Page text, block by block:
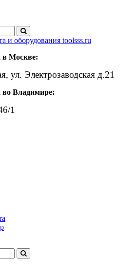
в Москве:
ул. Электрозаводская д.21
во Владимире:
1